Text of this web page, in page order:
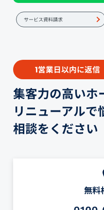
サービス資料請求
1営業日以内に返信
集客力の高いホ
リニューアルで
相談をください
無料